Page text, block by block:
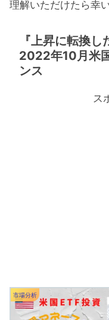
理解いただけたら幸い
『上昇に転換し
2022年10月米
ンス
ス
市場分析